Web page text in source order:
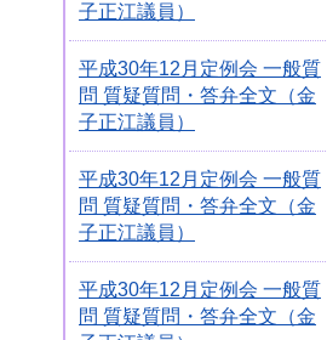
子正江議員）
平成30年12月定例会 一般質
問 質疑質問・答弁全文（金
子正江議員）
平成30年12月定例会 一般質
問 質疑質問・答弁全文（金
子正江議員）
平成30年12月定例会 一般質
問 質疑質問・答弁全文（金